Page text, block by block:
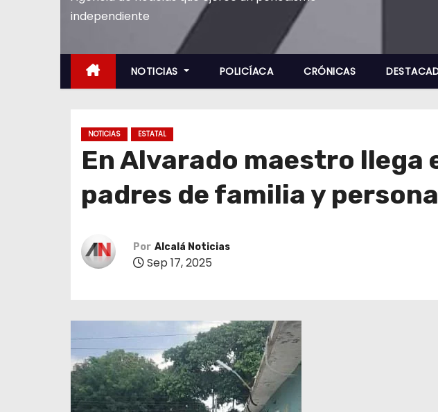
independiente
NOTICIAS POLICÍACA CRÓNICAS
NOTICIAS ESTATAL
En Alvarado maestro llega
padres de familia y
Por Alcalá Noticias
Sep 17, 2025